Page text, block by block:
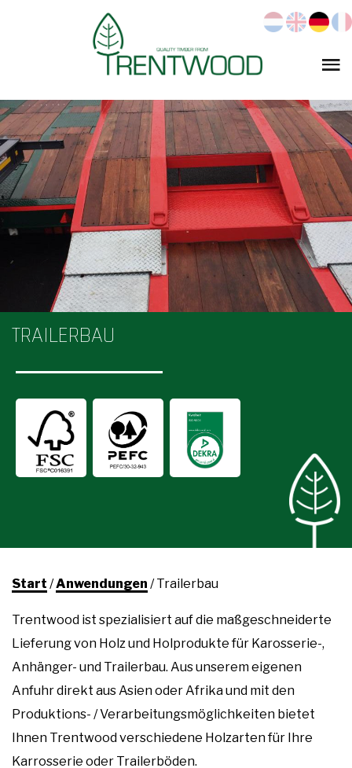
TRAILERBAU
Start /Anwendungen /Trailerbau
Trentwood ist spezialisiert auf die maßgeschneiderte
Lieferung von Holz und Holprodukte für Karosserie-,
Anhänger- und Trailerbau. Aus unserem eigenen
Anfuhr direkt aus Asien oder Afrika und mit den
Produktions- / Verarbeitungsmöglichkeiten bietet
Ihnen Trentwood verschiedene Holzarten für Ihre
Karrosserie oder Trailerböden.